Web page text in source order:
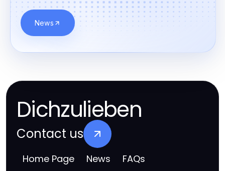
News
Dichzulieben
Contact us
Home Page News FAQs